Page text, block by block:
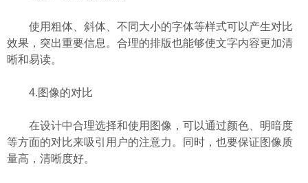
使用粗体、斜体、不同大小的字体等样式可以产生对比
效果，突出重要信息。合理的排版也能够使文字内容更加清
晰和易读。
4.图像的对比
在设计中合理选择和使用图像，可以通过颜色、明暗度
等方面的对比来吸引用户的注意力。同时，也要保证图像质
量高，清晰度好。